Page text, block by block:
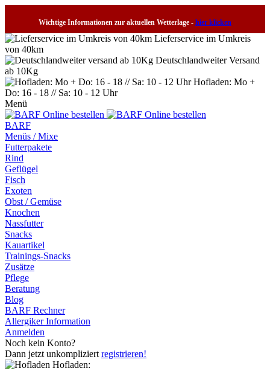
Wichtige Informationen zur aktuellen Wetterlage - hier klicken
Lieferservice im Umkreis
von 40km
Deutschlandweiter Versand
ab 10Kg
Hofladen: Mo +
Do: 16 - 18 // Sa: 10 - 12 Uhr
Menü
BARF
Menüs / Mixe
Futterpakete
Rind
Geflügel
Fisch
Exoten
Obst / Gemüse
Knochen
Nassfutter
Snacks
Kauartikel
Trainings-Snacks
Zusätze
Pflege
Beratung
Blog
BARF Rechner
Allergiker Information
Anmelden
Noch kein Konto?
Dann jetzt unkompliziert registrieren!
Hofladen: